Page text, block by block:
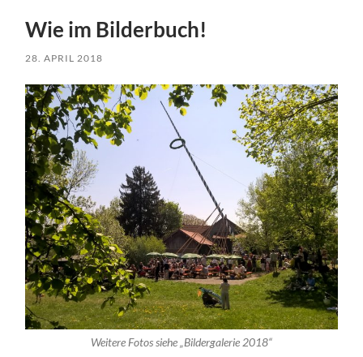
Wie im Bilderbuch!
28. APRIL 2018
Weitere Fotos siehe „Bildergalerie 2018“